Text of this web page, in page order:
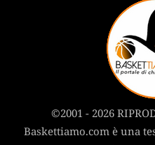
©2001 - 2026
Baskettiamo.com è una